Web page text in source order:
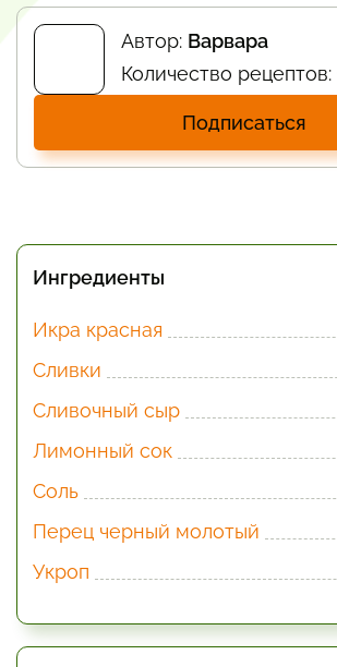
Автор: Варвара
Количество рецептов:
Подписаться
Ингредиенты
Икра красная
Сливки
Сливочный сыр
Лимонный сок
Соль
Перец черный молотый
Укроп